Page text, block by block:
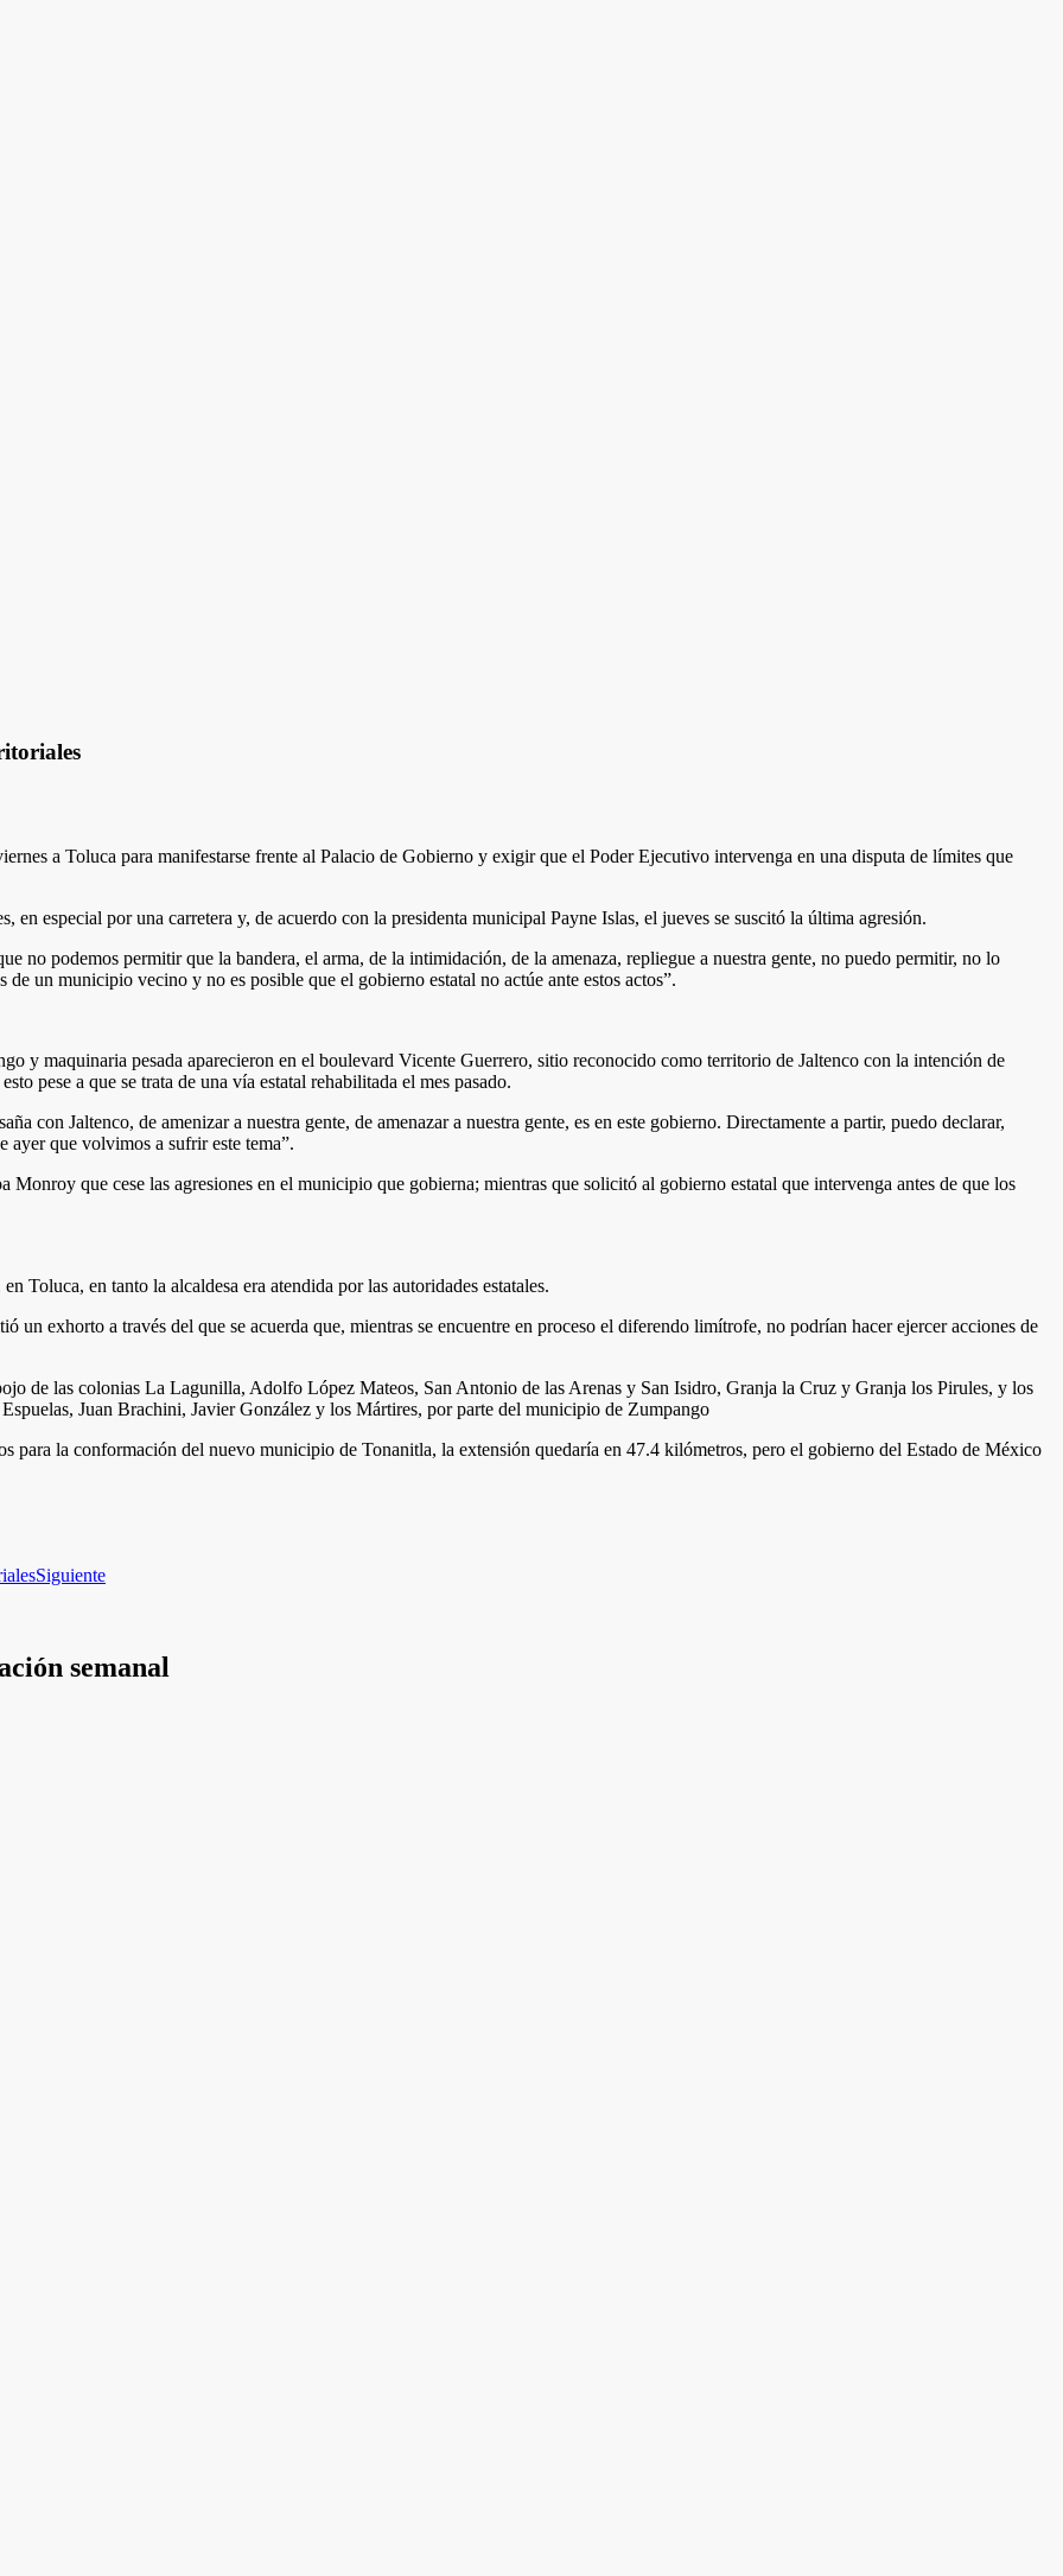
a Toluca para manifestarse frente al Palacio de Gobierno y exigir que el Poder Ejecutivo intervenga en una disputa de límites que
en especial por una carretera y, de acuerdo con la presidenta municipal Payne Islas, el jueves se suscitó la última agresión.
no podemos permitir que la bandera, el arma, de la intimidación, de la amenaza, repliegue a nuestra gente, no puedo permitir, no lo
un municipio vecino y no es posible que el gobierno estatal no actúe ante estos actos”.
y maquinaria pesada aparecieron en el boulevard Vicente Guerrero, sitio reconocido como territorio de Jaltenco con la intención de
pese a que se trata de una vía estatal rehabilitada el mes pasado.
con Jaltenco, de amenizar a nuestra gente, de amenazar a nuestra gente, es en este gobierno. Directamente a partir, puedo declarar,
que volvimos a sufrir este tema”.
que cese las agresiones en el municipio que gobierna; mientras que solicitó al gobierno estatal que intervenga antes de que los
Toluca, en tanto la alcaldesa era atendida por las autoridades estatales.
exhorto a través del que se acuerda que, mientras se encuentre en proceso el diferendo limítrofe, no podrían hacer ejercer acciones de
de las colonias La Lagunilla, Adolfo López Mateos, San Antonio de las Arenas y San Isidro, Granja la Cruz y Granja los Pirules, y los
Juan Brachini, Javier González y los Mártires, por parte del municipio de Zumpango
para la conformación del nuevo municipio de Tonanitla, la extensión quedaría en 47.4 kilómetros, pero el gobierno del Estado de México
Siguiente
semanal